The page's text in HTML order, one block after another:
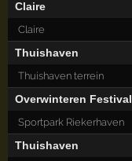
Claire
Claire
Thuishaven
Thuishaven terrein
Overwinteren Festival
Sportpark Riekerhaven
Thuishaven